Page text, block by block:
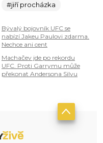
#jiří procházka
Bývalý bojovník UFC se
nabízí Jakeu Paulovi zdarma.
Nechce ani cent
Machačev jde po rekordu
UFC. Proti Garrymu může
překonat Andersona Silvu